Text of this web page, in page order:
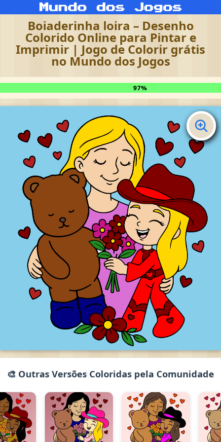
Boiaderinha loira – Desenho
Colorido Online para Pintar e
Imprimir | Jogo de Colorir grátis
no Mundo dos Jogos
97%
🎨 Outras Versões Coloridas pela Comunidade